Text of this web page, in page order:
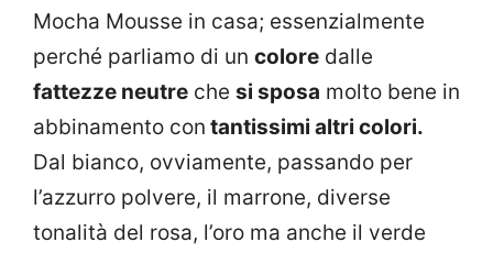
Mocha Mousse in casa; essenzialmente
perché parliamo di un colore dalle
fattezze neutre che si sposa molto bene in
abbinamento con tantissimi altri colori.
Dal bianco, ovviamente, passando per
l’azzurro polvere, il marrone, diverse
tonalità del rosa, l’oro ma anche il verde